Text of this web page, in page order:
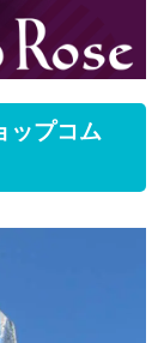
ップコム